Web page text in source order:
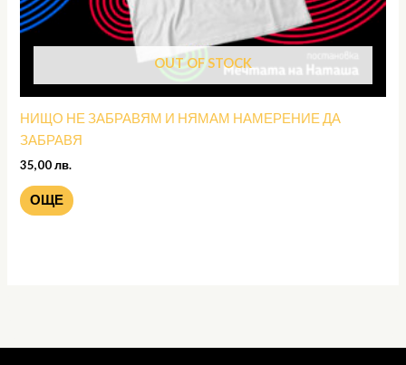
OUT OF STOCK
НИЩО НЕ ЗАБРАВЯМ И НЯМАМ НАМЕРЕНИЕ ДА
ЗАБРАВЯ
35,00лв.
ОЩЕ